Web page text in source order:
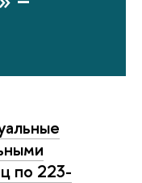
по 223-